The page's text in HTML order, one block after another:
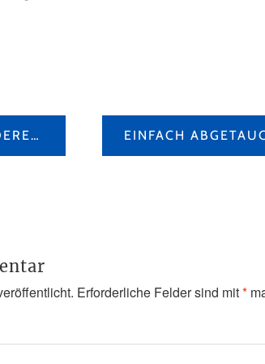
EIN RESTAURANT DER ETWAS ANDEREN ART
Erforderliche Felder sind mit*